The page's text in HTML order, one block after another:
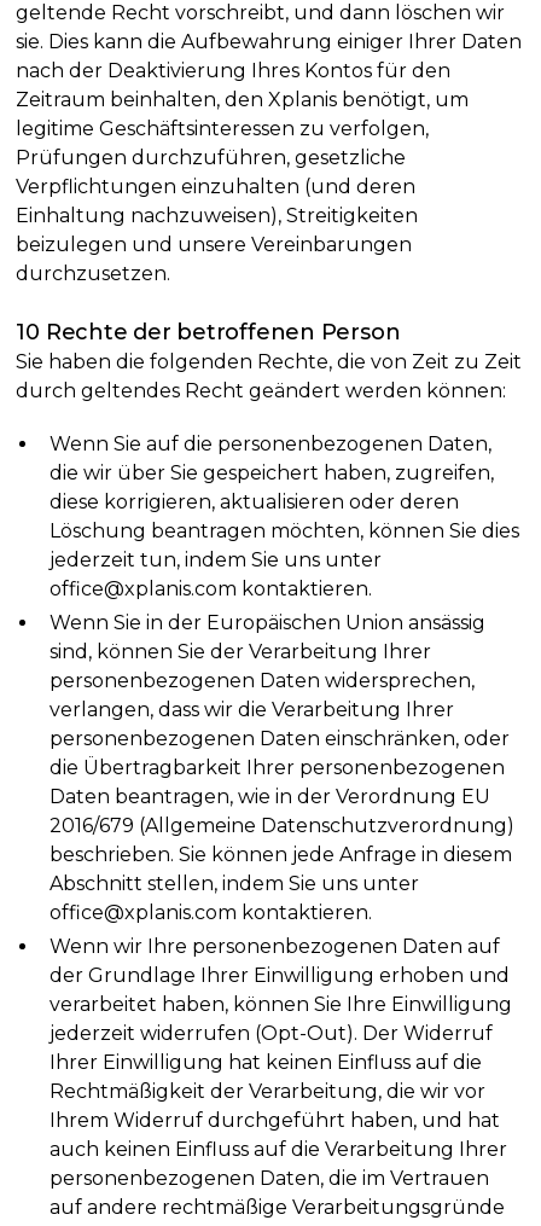
geltende Recht vorschreibt, und dann löschen wir
sie. Dies kann die Aufbewahrung einiger Ihrer Daten
nach der Deaktivierung Ihres Kontos für den
Zeitraum beinhalten, den Xplanis benötigt, um
legitime Geschäftsinteressen zu verfolgen,
Prüfungen durchzuführen, gesetzliche
Verpflichtungen einzuhalten (und deren
Einhaltung nachzuweisen), Streitigkeiten
beizulegen und unsere Vereinbarungen
durchzusetzen.
10 Rechte der betroffenen Person
Sie haben die folgenden Rechte, die von Zeit zu Zeit
durch geltendes Recht geändert werden können:
Wenn Sie auf die personenbezogenen Daten,
die wir über Sie gespeichert haben, zugreifen,
diese korrigieren, aktualisieren oder deren
Löschung beantragen möchten, können Sie dies
jederzeit tun, indem Sie uns unter
office@xplanis.com kontaktieren.
Wenn Sie in der Europäischen Union ansässig
sind, können Sie der Verarbeitung Ihrer
personenbezogenen Daten widersprechen,
verlangen, dass wir die Verarbeitung Ihrer
personenbezogenen Daten einschränken, oder
die Übertragbarkeit Ihrer personenbezogenen
Daten beantragen, wie in der Verordnung EU
2016/679 (Allgemeine Datenschutzverordnung)
beschrieben. Sie können jede Anfrage in diesem
Abschnitt stellen, indem Sie uns unter
office@xplanis.com kontaktieren.
Wenn wir Ihre personenbezogenen Daten auf
der Grundlage Ihrer Einwilligung erhoben und
verarbeitet haben, können Sie Ihre Einwilligung
jederzeit widerrufen (Opt-Out). Der Widerruf
Ihrer Einwilligung hat keinen Einfluss auf die
Rechtmäßigkeit der Verarbeitung, die wir vor
Ihrem Widerruf durchgeführt haben, und hat
auch keinen Einfluss auf die Verarbeitung Ihrer
personenbezogenen Daten, die im Vertrauen
auf andere rechtmäßige Verarbeitungsgründe